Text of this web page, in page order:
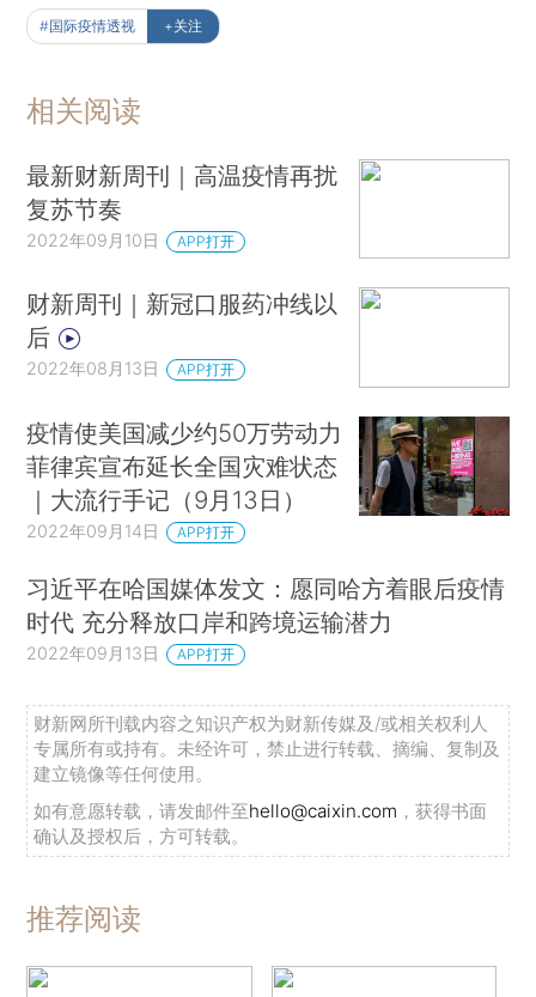
#国际疫情透视 +关注
相关阅读
最新财新周刊｜高温疫情再扰
复苏节奏
2022年09月10日 APP打开
财新周刊｜新冠口服药冲线以
后
2022年08月13日 APP打开
疫情使美国减少约50万劳动力
菲律宾宣布延长全国灾难状态
｜大流行手记（9月13日）
2022年09月14日 APP打开
习近平在哈国媒体发文：愿同哈方着眼后疫情
时代 充分释放口岸和跨境运输潜力
2022年09月13日 APP打开
财新网所刊载内容之知识产权为财新传媒及/或相关权利人
专属所有或持有。未经许可，禁止进行转载、摘编、复制及
建立镜像等任何使用。
如有意愿转载，请发邮件至hello@caixin.com ，获得书面
确认及授权后，方可转载。
推荐阅读